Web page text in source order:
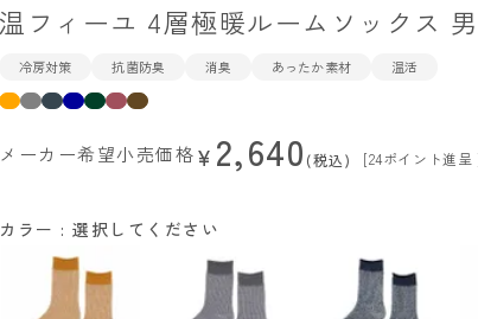
温フィーユ 4層極暖ルームソックス
冷房対策 抗菌防臭 消臭 あったか素材 温活
メーカー希望小売価格¥ 2,640 税込 [24ポイント進呈
カラー 選択してください